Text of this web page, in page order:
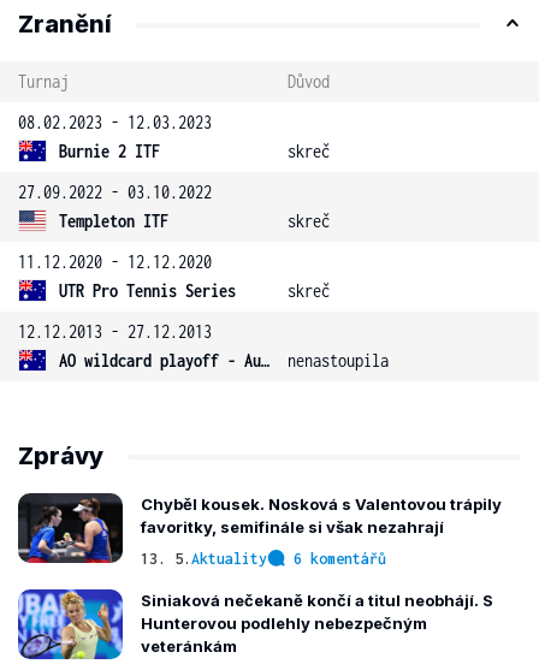
Zranění
Turnaj
Důvod
08.02.2023 - 12.03.2023
Burnie 2 ITF
skreč
27.09.2022 - 03.10.2022
Templeton ITF
skreč
11.12.2020 - 12.12.2020
UTR Pro Tennis Series
skreč
12.12.2013 - 27.12.2013
AO wildcard playoff - Austrálie
nenastoupila
Zprávy
Chyběl kousek. Nosková s Valentovou trápily
favoritky, semifinále si však nezahrají
13. 5. Aktuality 6 komentářů
Siniaková nečekaně končí a titul neobhájí. S
Hunterovou podlehly nebezpečným
veteránkám